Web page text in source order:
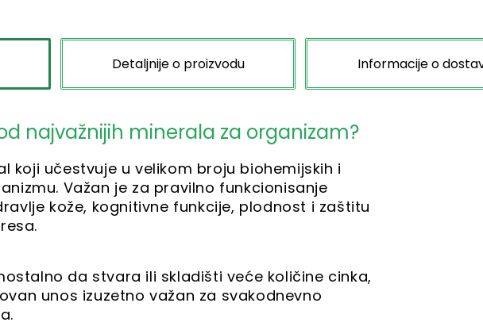
Detaljnije o proizvodu Informacije o
najvažnijih minerala za organizam?
koji učestvuje u velikom broju biohemijskih i
Važan je za pravilno funkcionisanje
kože, kognitivne funkcije, plodnost i zaštitu
da stvara ili skladišti veće količine cinka,
unos izuzetno važan za svakodnevno